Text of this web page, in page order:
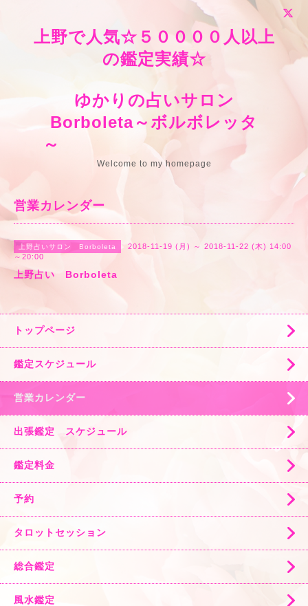
上野で人気☆５００００人以上
の鑑定実績☆
ゆかりの占いサロン
Borboleta～ボルボレッタ
～
Welcome to my homepage
営業カレンダー
上野占いサロン Borboleta
2018-11-19 (月) ～ 2018-11-22 (木) 14:00
～20:00
上野占い Borboleta
トップページ
鑑定スケジュール
営業カレンダー
出張鑑定 スケジュール
鑑定料金
予約
タロットセッション
総合鑑定
風水鑑定